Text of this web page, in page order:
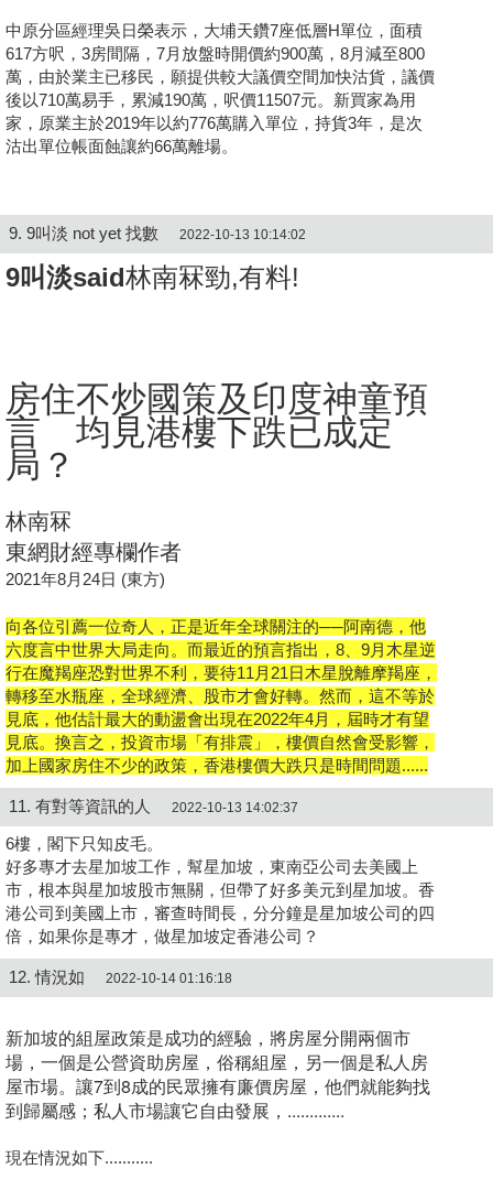
中原分區經理吳日榮表示，大埔天鑽7座低層H單位，面積
617方呎，3房間隔，7月放盤時開價約900萬，8月減至800
萬，由於業主已移民，願提供較大議價空間加快沽貨，議價
後以710萬易手，累減190萬，呎價11507元。新買家為用
家，原業主於2019年以約776萬購入單位，持貨3年，是次
沽出單位帳面蝕讓約66萬離場。
9. 9叫淡 not yet 找數 2022-10-13 10:14:02
9叫淡said林南冧勁,有料!
房住不炒國策及印度神童預
言 均見港樓下跌已成定
局？
林南冧
東網財經專欄作者
2021年8月24日 (東方)
向各位引薦一位奇人，正是近年全球關注的──阿南德，他
六度言中世界大局走向。而最近的預言指出，8、9月木星逆
行在魔羯座恐對世界不利，要待11月21日木星脫離摩羯座，
轉移至水瓶座，全球經濟、股市才會好轉。然而，這不等於
見底，他估計最大的動盪會出現在2022年4月，屆時才有望
見底。換言之，投資市場「有排震」，樓價自然會受影響，
加上國家房住不少的政策，香港樓價大跌只是時間問題......
11. 有對等資訊的人 2022-10-13 14:02:37
6樓，閣下只知皮毛。
好多專才去星加坡工作，幫星加坡，東南亞公司去美國上
市，根本與星加坡股市無關，但帶了好多美元到星加坡。香
港公司到美國上市，審查時間長，分分鐘是星加坡公司的四
倍，如果你是專才，做星加坡定香港公司？
12. 情況如 2022-10-14 01:16:18
新加坡的組屋政策是成功的經驗，將房屋分開兩個市
場，一個是公營資助房屋，俗稱組屋，另一個是私人房
屋市場。讓7到8成的民眾擁有廉價房屋，他們就能夠找
到歸屬感；私人市場讓它自由發展，.............
現在情況如下...........